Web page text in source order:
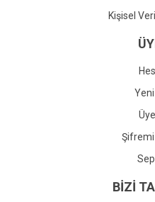
Kişisel
BİZİ